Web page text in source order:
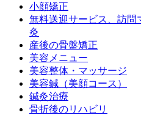
小顔矯正
無料送迎サービス、訪問
灸
産後の骨盤矯正
美容メニュー
美容整体・マッサージ
美容鍼（美顔コース）
鍼灸治療
骨折後のリハビリ